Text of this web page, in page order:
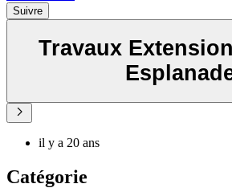
Suivre
Travaux
il y a 20 ans
Catégorie